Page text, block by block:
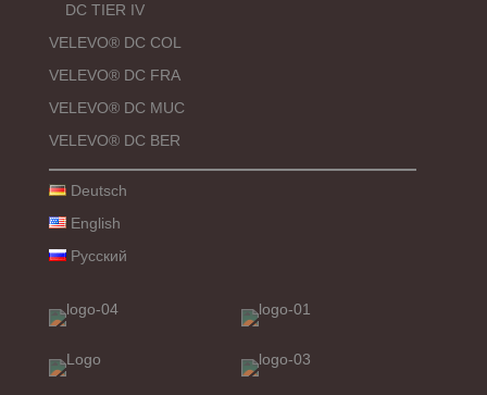
DC TIER IV
VELEVO® DC COL
VELEVO® DC FRA
VELEVO® DC MUC
VELEVO® DC BER
Deutsch
English
Русский